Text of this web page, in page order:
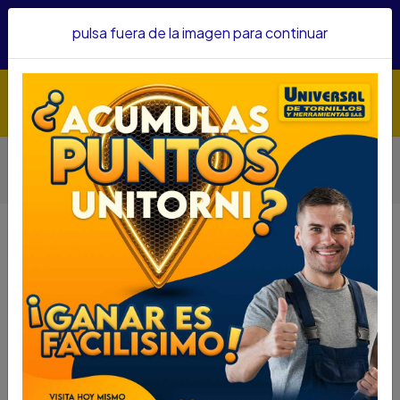
confianza&nbsp;Recibe un KIT PARRILLERO por compras
Inicio Herramientas
Herramienta Manual
Otras Herramientas Manuales
EXTENSION SATA 3/8" X 6" GL12904EM
EXTENSION SATA 3/8" X 6"
GL12904EM
DESCRIPCIÓN
UTH 59550014
EXTENSION SATA 3/8" X 6" GL12904EM
DESCRIPCION:
pulsa fuera de la imagen para continuar